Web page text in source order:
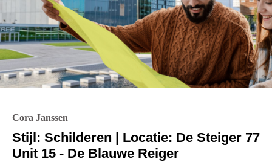
Cora Janssen
Stijl: Schilderen | Locatie: De Steiger 77
Unit 15 - De Blauwe Reiger